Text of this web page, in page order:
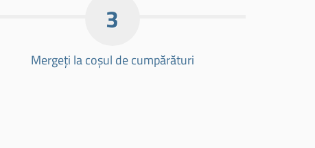
3
Mergeți la coșul de cumpărături